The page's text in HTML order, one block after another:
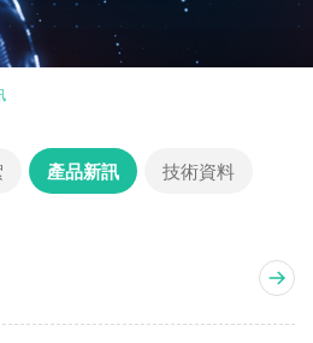
產品新訊 技術資料